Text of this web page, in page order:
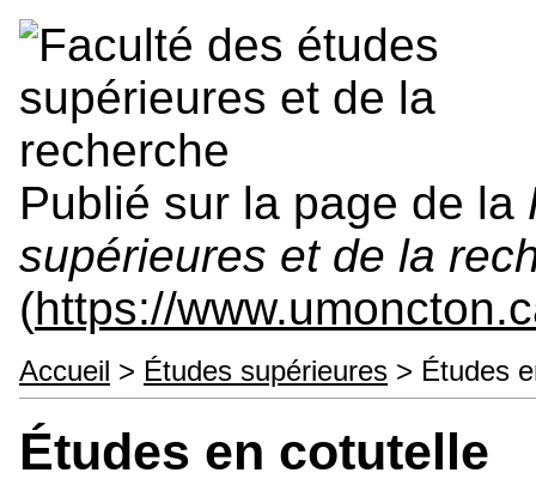
Publié sur la page de la
supérieures et de la
(https://
Accueil > Études supérieures > Études
Études en cotutelle